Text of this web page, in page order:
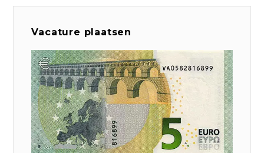
Vacature plaatsen